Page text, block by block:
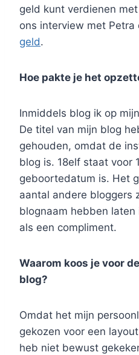
geld kunt verdienen
ons interview met Petra
geld.
Hoe pakte je het
Inmiddels blog ik op
De titel van mijn blog
gehouden, omdat de
blog is. 18elf staat voor
geboortedatum is. Het
aantal andere bloggers
blognaam hebben laten
als een compliment.
Waarom koos je voor
blog?
Omdat het mijn
gekozen voor een
heb niet bewust